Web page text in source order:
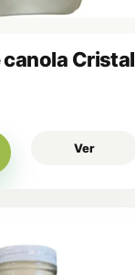
canola Cristal
Ver